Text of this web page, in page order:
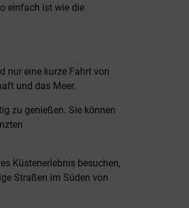
einfach ist wie die
nur eine kurze Fahrt von
und das Meer.
zu genießen. Sie können
Küstenerlebnis besuchen,
Straßen im Süden von